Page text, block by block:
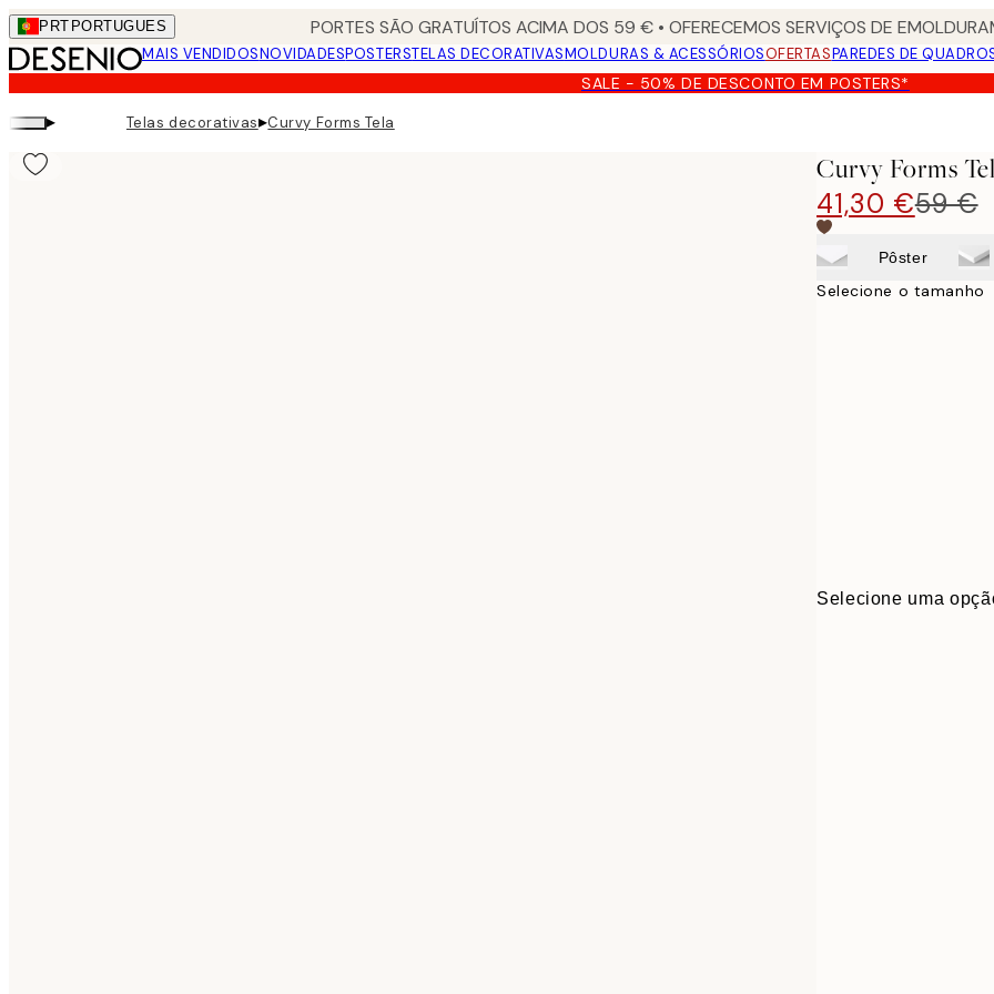
Skip
to
main
content.
PRT PORTUGUES PORTES SÃO GRATUÍTOS ACIMA DOS 59 € • OFERECEMOS SERVIÇOS DE
MAIS VENDIDOSNOVIDADESPOSTERSTELAS DECORATIVASMOLDURAS & ACESSÓRIOSOFERTASPAREDES DE
SALE - 50% DE DESCONTO EM POSTERS*
▸ Telas decorativas▸Curvy Forms Tela
Curvy Forms
41,30 €59 €
Pôster
Selecione o tamanho
Selecione uma